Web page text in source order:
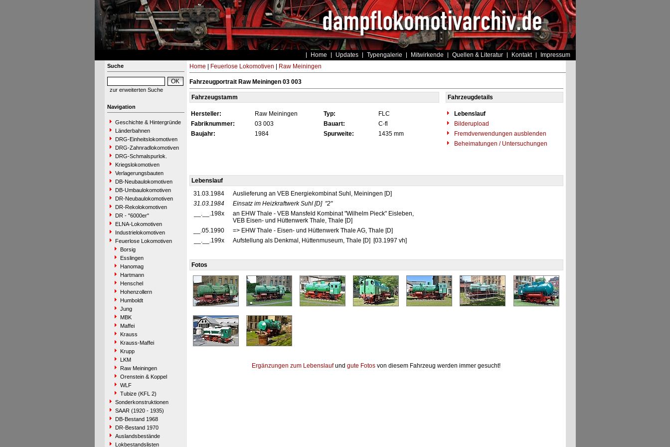
Home Updates Typengalerie Mitwirkende Quellen & Literatur Kontakt Impressum
Suche
zur erweiterten Suche
Navigation
Geschichte & Hintergründe
Länderbahnen
DRG-Einheitslokomotiven
DRG-Zahnradlokomotiven
DRG-Schmalspurlok.
Kriegslokomotiven
Verlagerungsbauten
DB-Neubaulokomotiven
DB-Umbaulokomotiven
DR-Neubaulokomotiven
DR-Rekolokomotiven
DR - "6000er"
ELNA-Lokomotiven
Industrielokomotiven
Feuerlose Lokomotiven
Borsig
Esslingen
Hanomag
Hartmann
Henschel
Hohenzollern
Humboldt
Jung
MBK
Maffei
Krauss
Krauss-Maffei
Krupp
LKM
Raw Meiningen
Orenstein & Koppel
WLF
Tubize (KFL 2)
Sonderkonstruktionen
SAAR (1920 - 1935)
DB-Bestand 1968
DR-Bestand 1970
Auslandsbestände
Lokbestandslisten
Home Feuerlose Lokomotiven Raw Meiningen
Fahrzeugportrait Raw Meiningen 03 003
Fahrzeugstamm Fahrzeugdetails
Hersteller: Raw Meiningen Typ: FLC
Lebenslauf
Fabriknummer:
03 003 Bauart: C-fl
Bilderupload
Baujahr:
1984 Spurweite: 1435 mm
Fremdverwendungen ausblenden
Beheimatungen / Untersuchungen
Lebenslauf
31.03.1984
Auslieferung an VEB Energiekombinat Suhl, Meiningen [D]
31.03.1984
Einsatz im Heizkraftwerk Suhl [D] "2"
__.__.198x
an EHW Thale - VEB Mansfeld Kombinat "Wilhelm Pieck" Eisleben,
VEB Eisen- und Hüttenwerk Thale, Thale [D]
__.05.1990
=> EHW Thale - Eisen- und Hüttenwerk Thale AG, Thale [D]
__.__.199x
Aufstellung als Denkmal, Hüttenmuseum, Thale [D] [03.1997 vh]
Fotos
Ergänzungen zum Lebenslaufund gute Fotos von diesem Fahrzeug werden immer gesucht!